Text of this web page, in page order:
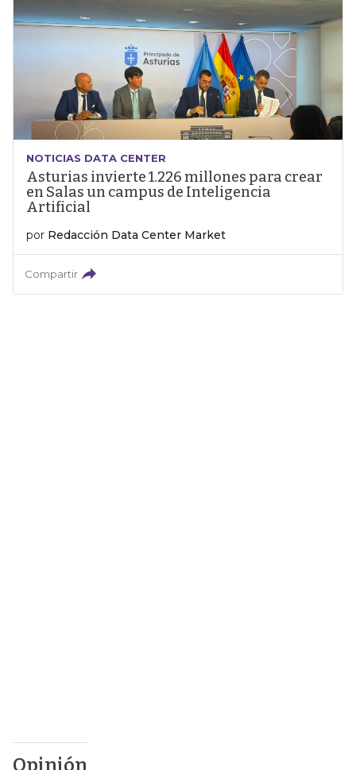
NOTICIAS DATA CENTER
Asturias invierte 1.226 millones para crear
en Salas un campus de Inteligencia
Artificial
por Redacción Data Center Market
Compartir
Opinión